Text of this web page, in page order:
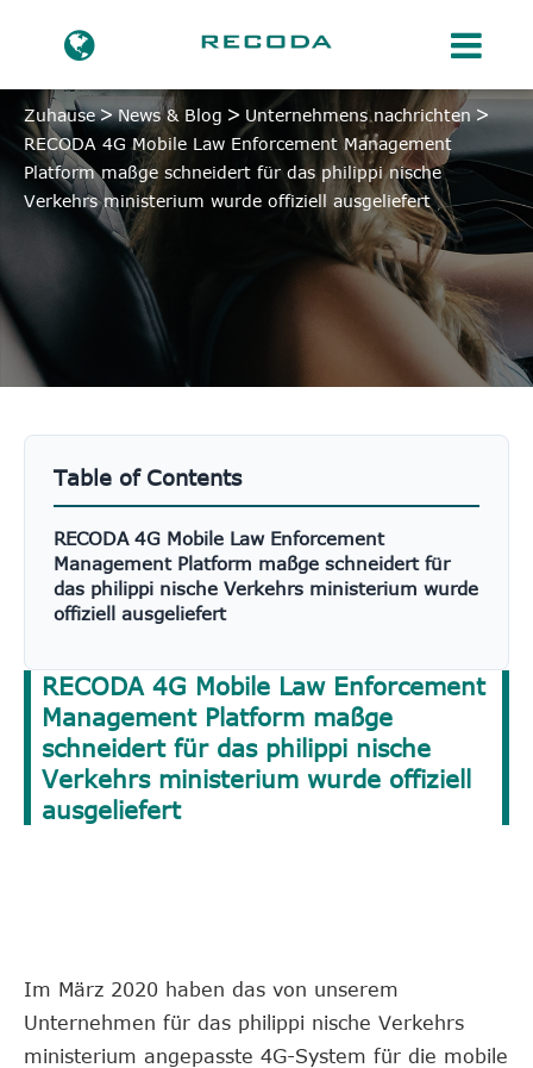
Zuhause News & Blog
Unternehmens nachrichten
RECODA 4G Mobile Law Enforcement Management
Platform maßge schneidert für das philippi nische
Verkehrs ministerium wurde offiziell ausgeliefert
RECODA 4G Mobile Law Enforcement
Management Platform maßge
schneidert für das philippi nische
Verkehrs ministerium wurde offiziell
ausgeliefert
Im März 2020 haben das von unserem
Unternehmen für das philippi nische Verkehrs
ministerium angepasste 4G-System für die mobile
Table of Contents
RECODA 4G Mobile Law Enforcement
Management Platform maßge schneidert für
das philippi nische Verkehrs ministerium wurde
offiziell ausgeliefert